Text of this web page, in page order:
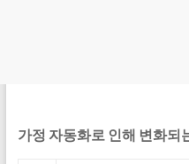
가정 자동화로 인해 변화되